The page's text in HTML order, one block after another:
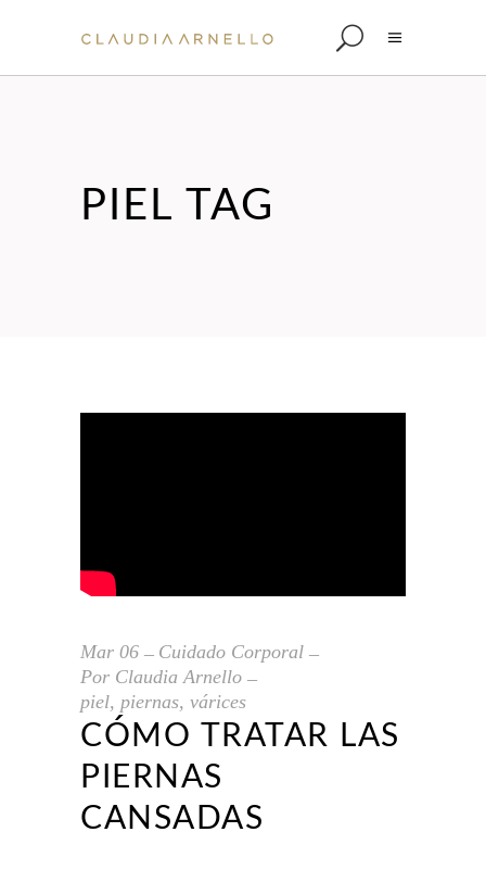
PIEL TAG
Mar 06
Cuidado Corporal
Por Claudia Arnello
piel, piernas, várices
CÓMO TRATAR LAS
PIERNAS
CANSADAS